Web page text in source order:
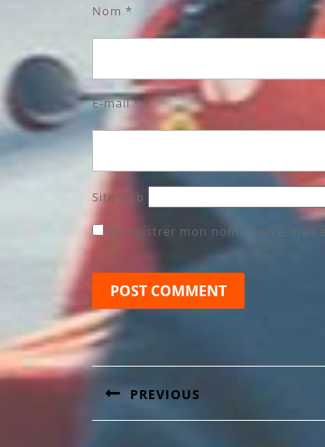
Nom *
E-mail*
Site web
Enregistrer mon nom, mon e-mail
Navigation
de
l’article
PREVIOUS
Article